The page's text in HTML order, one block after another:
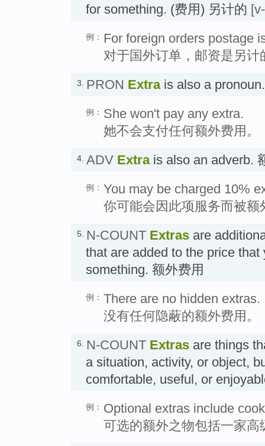
for something. (费用) 另计的
例： For foreign orders postage
对于国外订单，邮资是另计
3. PRON Extrais also a
例： She won't pay any extra.
她不会支付任何额外费用。
4. ADV Extrais also an adverb.
例： You may be charged 10%
你可能会因此项服务而被额
5. N-COUNT Extras are
that are added to the price that
something. 额外费用
例： There are no hidden extras.
没有任何隐蔽的额外费用。
6. N-COUNT Extras are things
a situation, activity, or object,
comfortable, useful, or
例： Optional extras include
可选的额外之物包括一家高